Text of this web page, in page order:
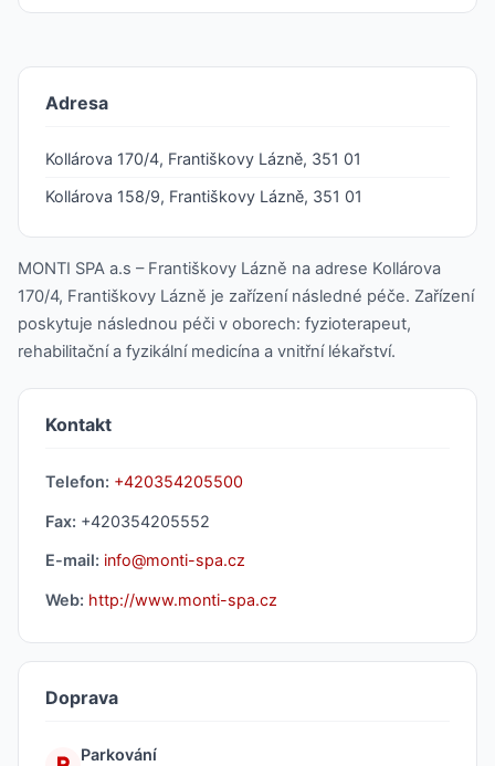
Adresa
Kollárova 170/4, Františkovy Lázně, 351 01
Kollárova 158/9, Františkovy Lázně, 351 01
MONTI SPA a.s – Františkovy Lázně na adrese Kollárova
170/4, Františkovy Lázně je zařízení následné péče. Zařízení
poskytuje následnou péči v oborech: fyzioterapeut,
rehabilitační a fyzikální medicína a vnitřní lékařství.
Kontakt
Telefon: +420354205500
Fax: +420354205552
E-mail: info@monti-spa.cz
Web: http://www.monti-spa.cz
Doprava
Parkování